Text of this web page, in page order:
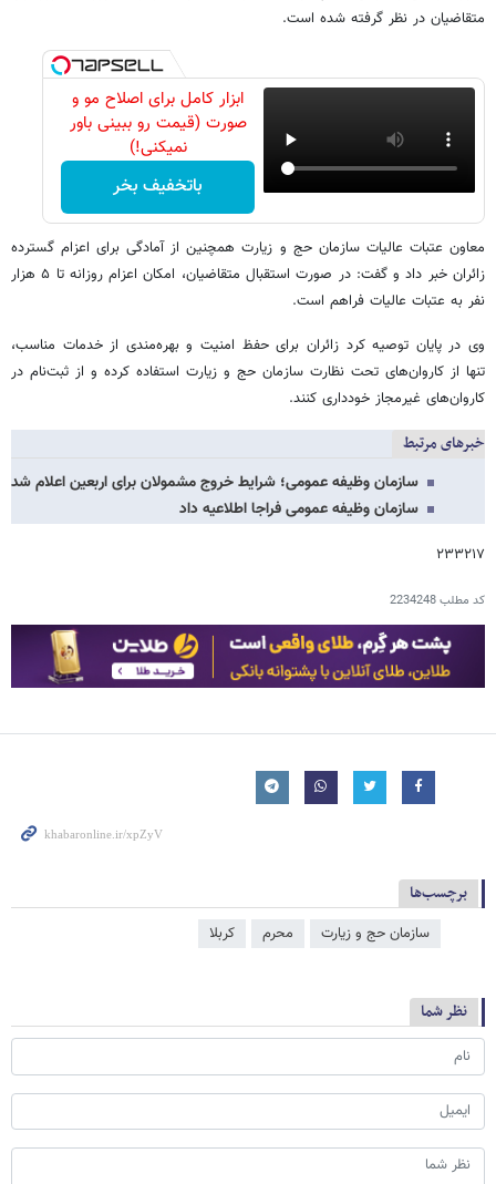
متقاضیان در نظر گرفته شده است.
ابزار کامل برای اصلاح مو و
صورت (قیمت رو ببینی باور
نمیکنی!)
باتخفیف بخر
معاون عتبات عالیات سازمان حج و زیارت همچنین از آمادگی برای اعزام گسترده
زائران خبر داد و گفت: در صورت استقبال متقاضیان، امکان اعزام روزانه تا ۵ هزار
نفر به عتبات عالیات فراهم است.
وی در پایان توصیه کرد زائران برای حفظ امنیت و بهره‌مندی از خدمات مناسب،
تنها از کاروان‌های تحت نظارت سازمان حج و زیارت استفاده کرده و از ثبت‌نام در
کاروان‌های غیرمجاز خودداری کنند.
خبرهای مرتبط
سازمان وظیفه عمومی؛ شرایط خروج مشمولان برای اربعین اعلام شد
سازمان وظیفه عمومی فراجا اطلاعیه داد
۲۳۳۲۱۷
کد مطلب2234248
برچسب‌ها
سازمان حج و زیارت محرم کربلا
نظر شما